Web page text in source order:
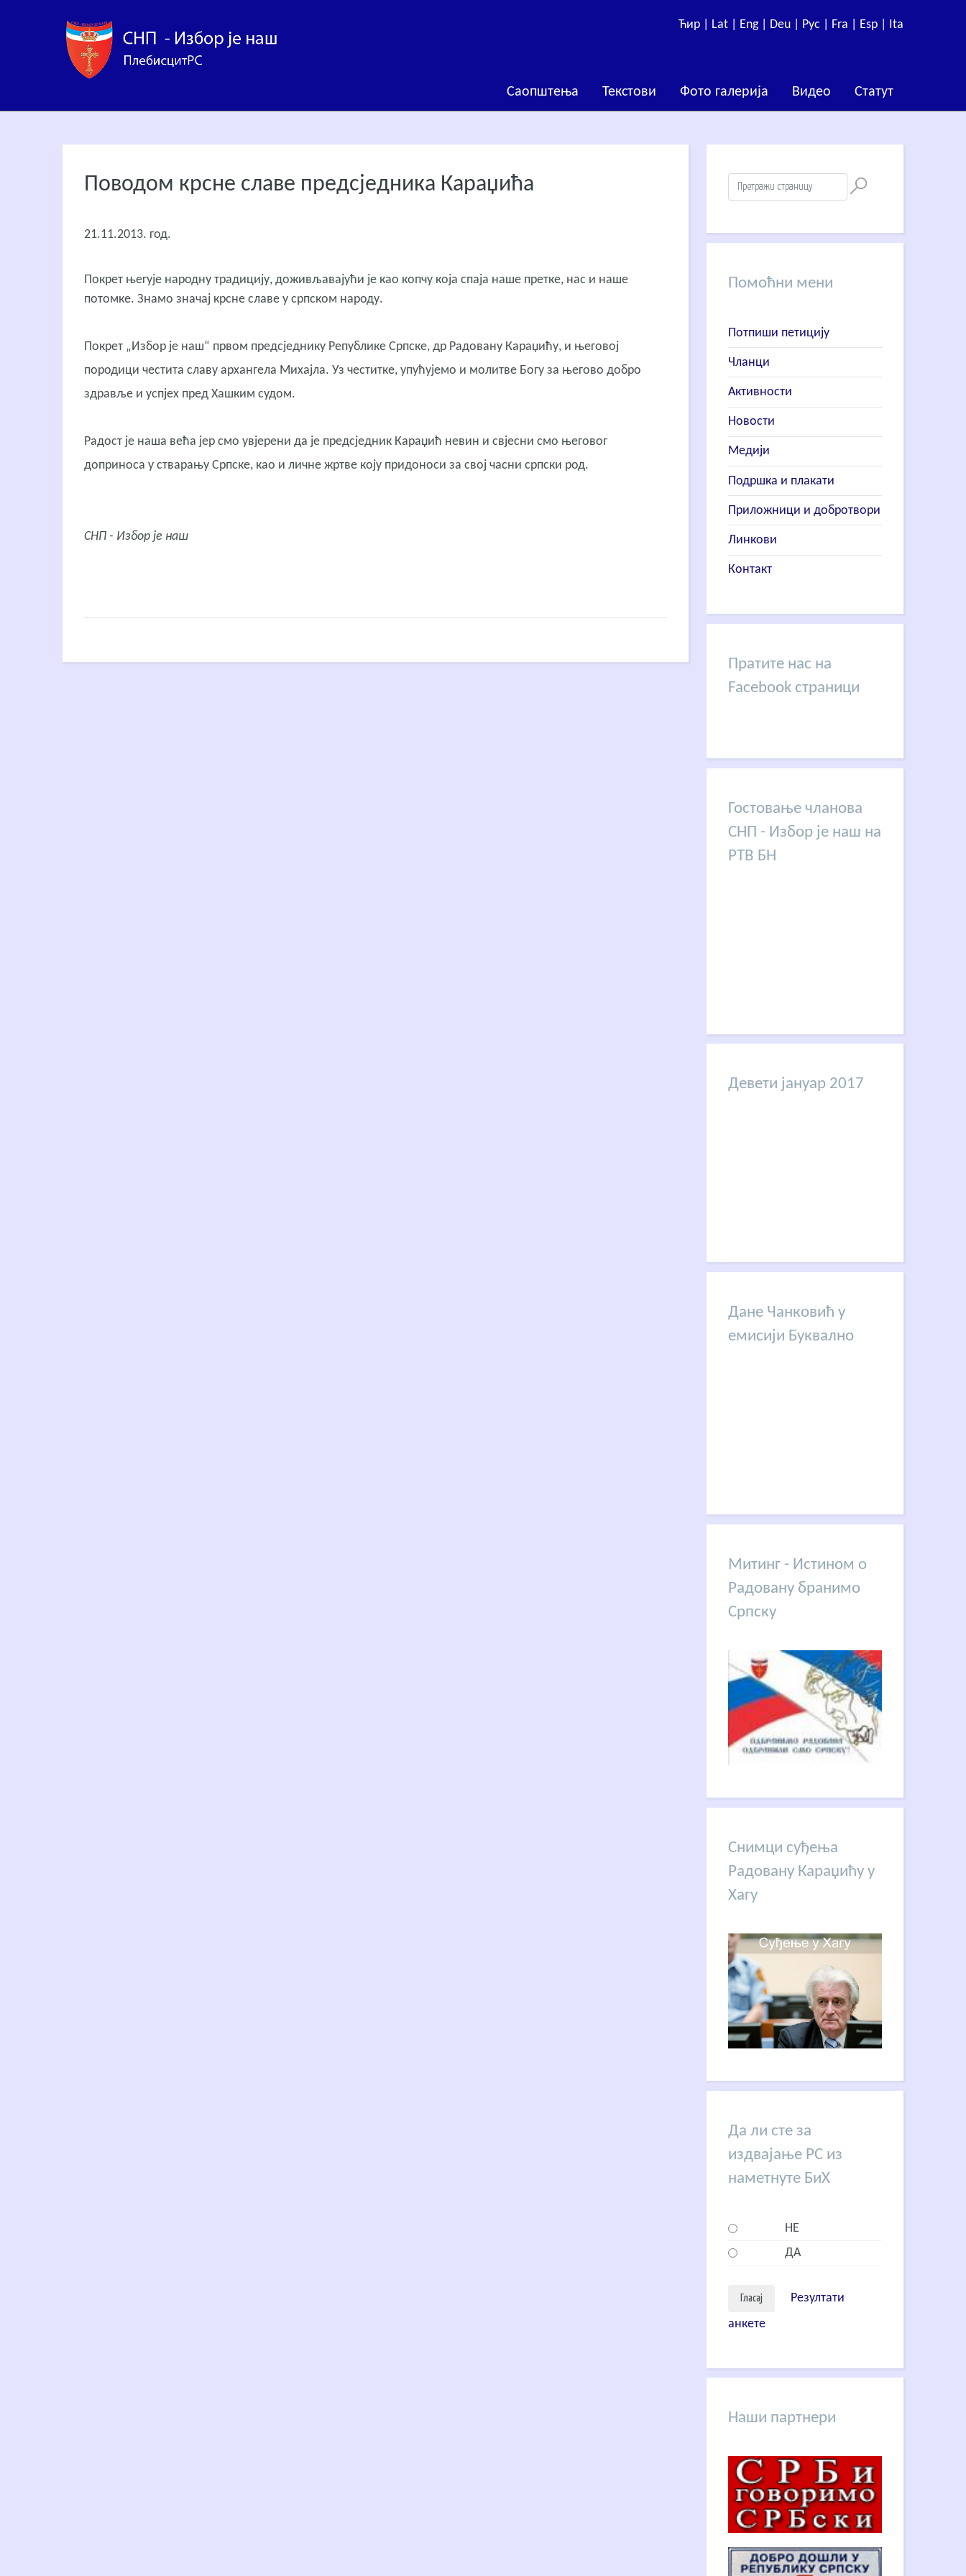
Ћир | Lat | Eng | Deu | Рус | Fra | Esp | Ita
Саопштења Текстови Фото галерија Видео Статут
Поводом крсне славе предсједника Караџића
21.11.2013. год.
Покрет његује народну традицију, доживљавајући је као копчу која спаја наше претке, нас и наше
потомке. Знамо значај крсне славе у српском народу.
Покрет „Избор је наш“ првом предсједнику Републике Српске, др Радовану Караџићу, и његовој
породици честита славу архангела Михајла. Уз честитке, упућујемо и молитве Богу за његово добро
здравље и успјех пред Хашким судом.
Радост је наша већа јер смо увјерени да је предсједник Караџић невин и свјесни смо његовог
доприноса у стварању Српске, као и личне жртве коју придоноси за свој часни српски род.
СНП - Избор је наш
Помоћни мени
Потпиши петицију
Чланци
Активности
Новости
Медији
Подршка и плакати
Приложници и добротвори
Линкови
Контакт
Пратите нас на
Facebook страници
Гостовање чланова
СНП - Избор је наш на
РТВ БН
Девети јануар 2017
Дане Чанковић у
емисији Буквално
Митинг - Истином о
Радовану бранимо
Српску
Снимци суђења
Радовану Караџићу у
Хагу
Да ли сте за
издвајање РС из
наметнуте БиХ
НЕ
ДА
Резултати
анкете
Наши партнери